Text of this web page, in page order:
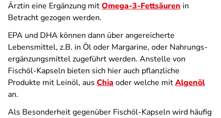
Ärztin eine Ergänzung mitOmega-3-Fettsäuren in
Betracht gezogen werden.
EPA und DHA können dann über angereicherte
Lebensmittel, z.B. in Öl oder Margarine, oder Nahrungs­
ergänzungsmittel zugeführt werden. Anstelle von
Fischöl-Kapseln bieten sich hier auch pflanzliche
Produkte mit Leinöl, aus Chia oder welche mitAlgenöl
an.
Als Besonderheit gegenüber Fischöl-Kapseln wird häufig